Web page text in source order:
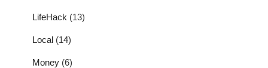
LifeHack (13)
Local (14)
Money (6)